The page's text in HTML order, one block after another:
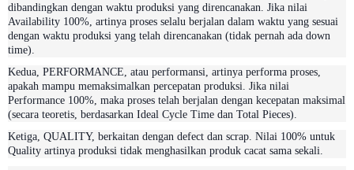
dibandingkan dengan waktu produksi yang direncanakan. Jika nilai
Availability 100%, artinya proses selalu berjalan dalam waktu yang sesuai
dengan waktu produksi yang telah direncanakan (tidak pernah ada down
time).
Kedua, PERFORMANCE, atau performansi, artinya performa proses,
apakah mampu memaksimalkan percepatan produksi. Jika nilai
Performance 100%, maka proses telah berjalan dengan kecepatan maksimal
(secara teoretis, berdasarkan Ideal Cycle Time dan Total Pieces).
Ketiga, QUALITY, berkaitan dengan defect dan scrap. Nilai 100% untuk
Quality artinya produksi tidak menghasilkan produk cacat sama sekali.